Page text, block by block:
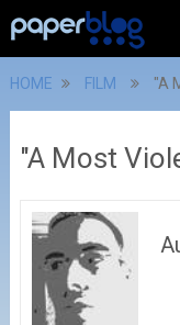
HOME FILM "A
"A Most